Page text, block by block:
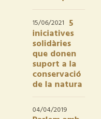
15/06/2021 5
iniciatives
solidàries
que donen
suport a la
conservació
de la natura
04/04/2019